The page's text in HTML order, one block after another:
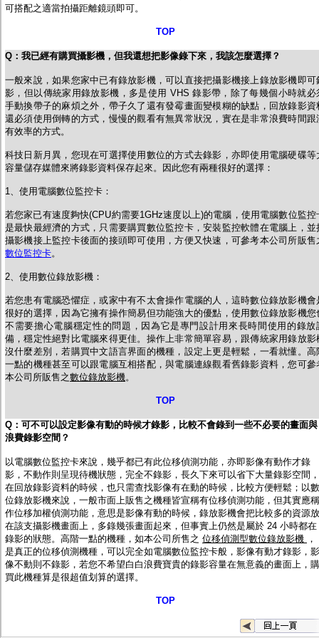
可搭配之適當拍攝距離鏡頭即可。
TOP
Q ： 我已經有購買攝影機，但我還想把影像錄下來，我該怎麼選擇？
一般來說，如果您家中已有錄放影機，可以直接把攝影機接上錄放影機即可
影，但以傳統家用錄放影機，多是使用 VHS 錄影帶，除了每幾個小時就必
手動換帶子的麻煩之外，帶子久了還有發霉畫面變模糊的缺點，回放錄影資
還必須使用倒轉的方式，慢慢的觀看有無異常狀況，實在是非常浪費時間跟
有效率的方式。
科技日新月異，您現在可選擇使用數位的方式去錄影，亦即使用電腦硬碟等
容量儲存媒體來將錄影資料保存起來。因此您有兩種很好的選擇：
1、使用電腦數位監控卡：
若您家已有速度夠快(CPU約需要1GHz速度以上)的電腦，使用電腦數位監控
是最快最經濟的方式，只需要購買數位監控卡，安裝監控軟體在電腦上，並
攝影機接上監控卡後面的接頭即可使用，方便又快速，可參考本公司所販售
數位監控卡。
2、使用數位錄放影機：
若您患有電腦恐懼症，或家中有不太會操作電腦的人，這時數位錄放影機會
很好的選擇，因為它擁有操作簡易但功能強大的優點，使用數位錄放影機您
不需要擔心電腦穩定性的問題，因為它是專門設計用來長時間使用的錄放
備，穩定性絕對比電腦來得更佳。操作上非常簡單容易，跟傳統家用錄放影
沒什麼差別，若購買中文語言界面的機種，設定上更是輕鬆，一看就懂。高
一點的機種甚至可以跟電腦互相搭配，與電腦連線觀看舊錄影資料，您可參
本公司所販售之數位錄放影機。
TOP
Q ：可不可以設定影像有動的時候才錄影，比較不會錄到一些不必要的畫面與
浪費錄影空間？
以電腦數位監控卡來說，幾乎都已有此位移偵測功能，亦即影像有動作才錄
影，不動作則呈現待機狀態，完全不錄影，長久下來可以省下大量錄影空間，
在回放錄影資料的時候，也只需查找影像有在動的時候，比較方便輕鬆；以數
位錄放影機來說，一般市面上販售之機種皆宣稱有位移偵測功能，但其實應稱
作位移加權偵測功能，意思是影像有動的時候，錄放影機會把比較多的資源放
在該支攝影機畫面上，多錄幾張畫面起來，但事實上仍然是屬於 24 小時都在
錄影的狀態。高階一點的機種，如本公司所售之 位移偵測型數位錄放影機
，
是真正的位移偵測機種，可以完全如電腦數位監控卡般，影像有動才錄影，影
像不動則不錄影，若您不希望白白浪費寶貴的錄影容量在無意義的畫面上，購
買此機種算是很超值划算的選擇。
TOP